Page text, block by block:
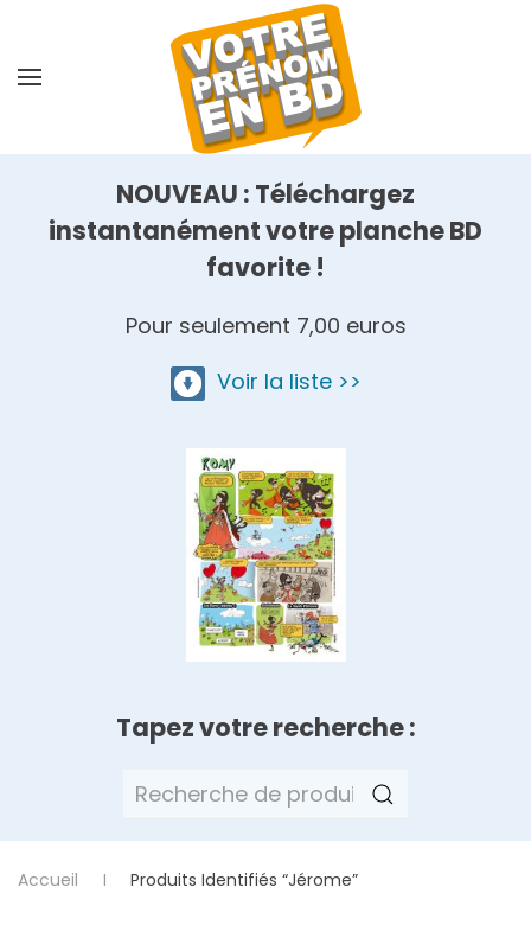
NOUVEAU : Téléchargez
instantanément votre planche BD
favorite !
Pour seulement 7,00 euros
Voir la liste >>
Tapez votre recherche :
Recherche
Accueil Produits Identifiés “jérome”